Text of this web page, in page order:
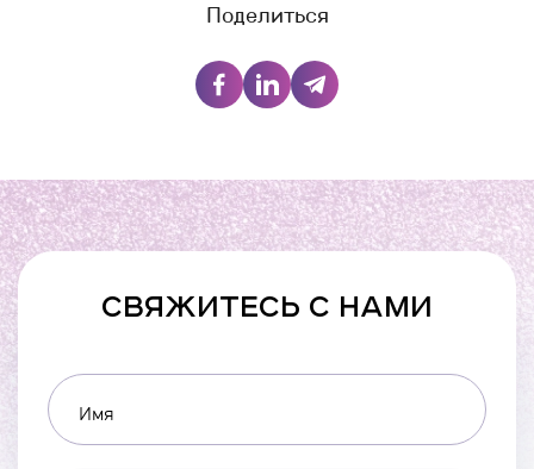
Поделиться
СВЯЖИТЕСЬ С НАМИ
Имя